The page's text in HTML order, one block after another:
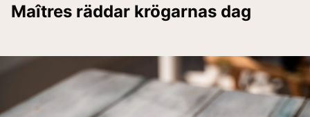
Maîtres räddar krögarnas dag